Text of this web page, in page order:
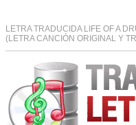
LETRA TRADUCIDA LIFE OF A
(LETRA CANCIÓN ORIGINAL Y